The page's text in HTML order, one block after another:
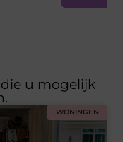
die u mogelijk
WONINGEN